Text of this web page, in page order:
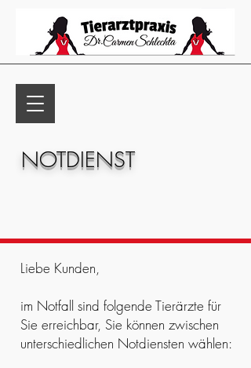
NOTDIENST
Liebe Kunden,
im Notfall sind folgende Tierärzte für
Sie erreichbar, Sie können zwischen
unterschiedlichen Notdiensten wählen: